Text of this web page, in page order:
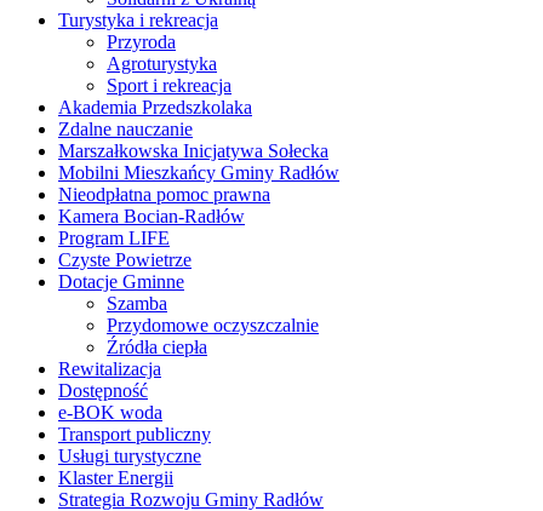
Turystyka i rekreacja
Przyroda
Agroturystyka
Sport i rekreacja
Akademia Przedszkolaka
Zdalne nauczanie
Marszałkowska Inicjatywa Sołecka
Mobilni Mieszkańcy Gminy Radłów
Nieodpłatna pomoc prawna
Kamera Bocian-Radłów
Program LIFE
Czyste Powietrze
Dotacje Gminne
Szamba
Przydomowe oczyszczalnie
Źródła ciepła
Rewitalizacja
Dostępność
e-BOK woda
Transport publiczny
Usługi turystyczne
Klaster Energii
Strategia Rozwoju Gminy Radłów